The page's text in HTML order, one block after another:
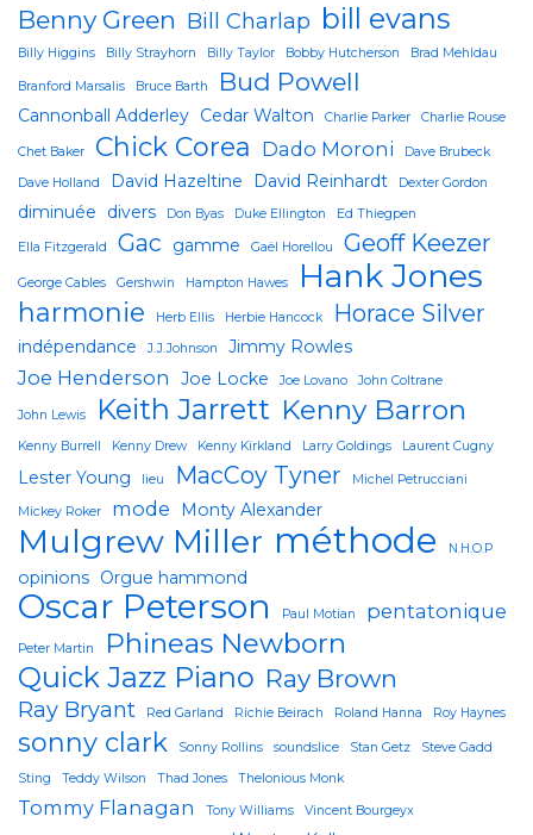
Benny Green Bill Charlap bill evans
Billy Higgins Billy Strayhorn Billy Taylor Bobby Hutcherson Brad Mehldau
Branford Marsalis Bruce Barth Bud Powell
Cannonball Adderley Cedar Walton Charlie Parker Charlie Rouse
Chet Baker Chick Corea Dado Moroni
Dave Brubeck
Dave Holland
David Hazeltine David Reinhardt Dexter Gordon
diminuée divers Don Byas Duke Ellington Ed Thiegpen
Ella Fitzgerald Gac gamme Gaël Horellou Geoff Keezer
George Cables Gershwin Hampton Hawes Hank Jones
harmonie Herb Ellis Herbie Hancock Horace Silver
indépendance J.J.Johnson Jimmy Rowles
Joe Henderson Joe Locke Joe Lovano John Coltrane
John Lewis Keith Jarrett Kenny Barron
Kenny Burrell Kenny Drew Kenny Kirkland Larry Goldings Laurent Cugny
Lester Young lieu MacCoy Tyner Michel Petrucciani
Mickey Roker mode Monty Alexander
Mulgrew Miller méthode N.H.O.P
opinions Orgue hammond
Oscar Peterson Paul Motian pentatonique
Peter Martin Phineas Newborn
Quick Jazz Piano Ray Brown
Ray Bryant Red Garland Richie Beirach Roland Hanna Roy Haynes
sonny clark Sonny Rollins soundslice Stan Getz
Steve Gadd
Sting
Teddy Wilson Thad Jones Thelonious Monk
Tommy Flanagan Tony Williams
Vincent Bourgeyx